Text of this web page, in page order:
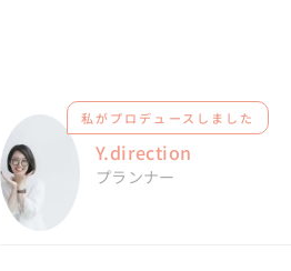
私がプロデュースしました
Y.direction
プランナー